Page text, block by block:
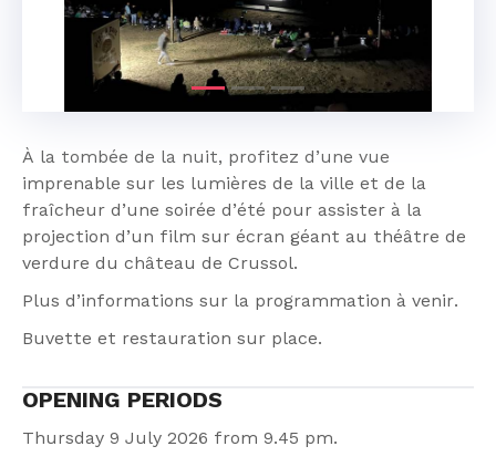
À la tombée de la nuit, profitez d’une vue
imprenable sur les lumières de la ville et de la
fraîcheur d’une soirée d’été pour assister à la
projection d’un film sur écran géant au théâtre de
verdure du château de Crussol.
Plus d’informations sur la programmation à venir.
Buvette et restauration sur place.
OPENING PERIODS
Thursday 9 July 2026 from 9.45 pm.